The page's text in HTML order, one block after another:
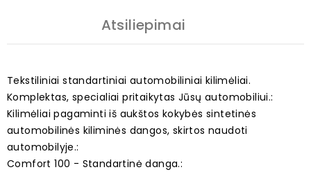
Atsiliepimai
Tekstiliniai standartiniai automobiliniai kilimėliai.
Komplektas, specialiai pritaikytas Jūsų automobiliui.:
Kilimėliai pagaminti iš aukštos kokybės sintetinės
automobilinės kiliminės dangos, skirtos naudoti
automobilyje.:
Comfort 100 - Standartinė danga.: